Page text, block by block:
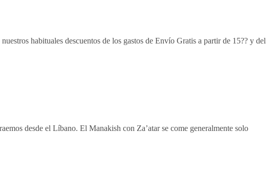
habituales descuentos de los gastos de Envío Gratis a partir de 15?? y del
desde el Líbano. El Manakish con Za’atar se come generalmente solo